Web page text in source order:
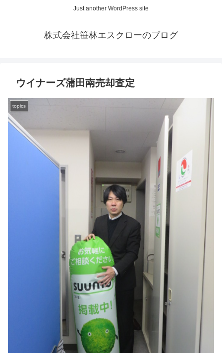
Just another WordPress site
株式会社笹林エスクローのブログ
ウイナーズ蒲田南売却査定
topics